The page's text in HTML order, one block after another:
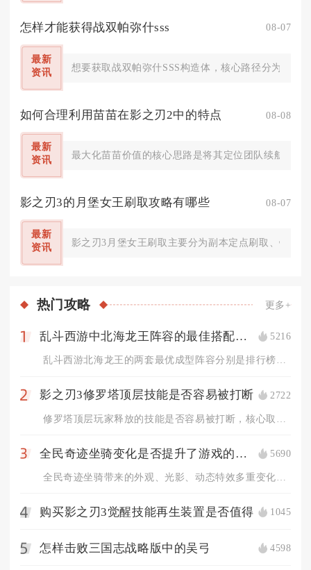
怎样才能获得战双帕弥什sss 08-07
最新
资讯
想要获取战双帕弥什SSS构造体，核心路径分为定
如何合理利用苗苗在影之刃2中的特点 08-08
最新
资讯
最大化苗苗价值的核心思路是将其定位团队续航辅
影之刃3的月堡女王刷取攻略有哪些 08-07
最新
资讯
影之刃3月堡女王刷取主要分为副本定点刷取、锻造
热门攻略 更多+
乱斗西游中北海龙王阵容的最佳搭配是什么 5216
2 影之刃3修罗塔顶层技能是否容易被打断 2722
3 全民奇迹坐骑变化是否提升了游戏的视觉效果 5690
4 购买影之刃3觉醒技能再生装置是否值得 1045
5 怎样击败三国志战略版中的吴弓 4598